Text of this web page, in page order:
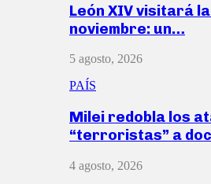
León XIV visitará
noviembre: un…
5 agosto, 2026
PAÍS
Milei redobla los
“terroristas” a
4 agosto, 2026